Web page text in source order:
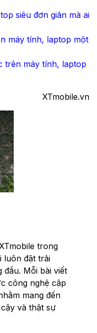
siêu đơn giản mà ai
máy tính, laptop một
trên máy tính, laptop
XTmobile.vn
trong
luôn đặt trải
đầu. Mỗi bài viết
công nghệ cập
mang đến
và thật sự